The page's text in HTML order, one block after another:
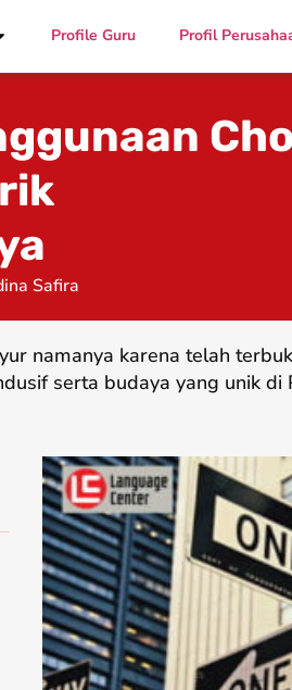
Profile Guru Profil
Safira
namanya karena telah
serta budaya yang unik